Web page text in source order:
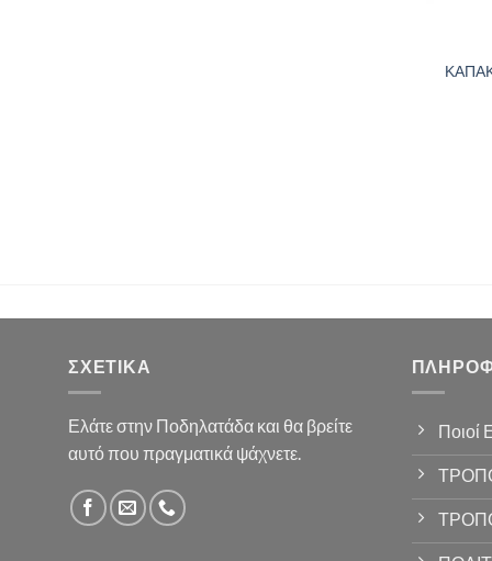
ΣΧΕΤΙΚΆ
Ελάτε στην Ποδηλατάδα και θα βρείτε
αυτό που πραγματικά ψάχνετε.
Ποιοί